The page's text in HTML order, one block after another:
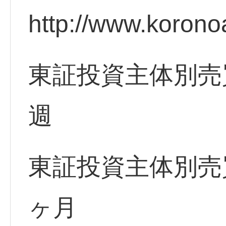
http://
東証投資主体別
週
東証投資主体別
ヶ月